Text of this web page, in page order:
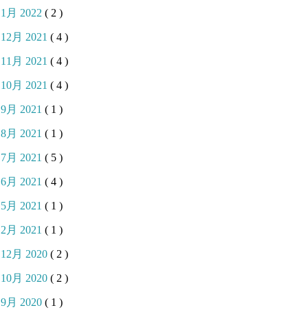
1月 2022 ( 2 )
12月 2021 ( 4 )
11月 2021 ( 4 )
10月 2021 ( 4 )
9月 2021 ( 1 )
8月 2021 ( 1 )
7月 2021 ( 5 )
6月 2021 ( 4 )
5月 2021 ( 1 )
2月 2021 ( 1 )
12月 2020 ( 2 )
10月 2020 ( 2 )
9月 2020 ( 1 )